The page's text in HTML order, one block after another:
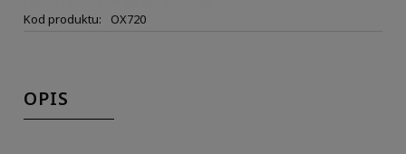
Kod produktu: OX720
OPIS